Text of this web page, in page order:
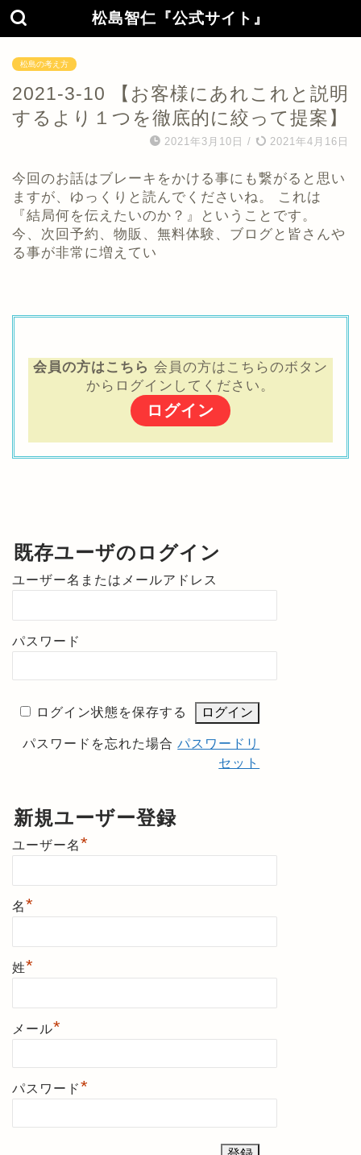
松島智仁『公式サイト』
松島の考え方
2021-3-10 【お客様にあれこれと説明
するより１つを徹底的に絞って提案】
2021年3月10日 / 2021年4月16日
今回のお話はブレーキをかける事にも繋がると思い
ますが、ゆっくりと読んでくださいね。 これは
『結局何を伝えたいのか？』ということです。
今、次回予約、物販、無料体験、ブログと皆さんや
る事が非常に増えてい
会員の方はこちら 会員の方はこちらのボタン
からログインしてください。
ログイン
既存ユーザのログイン
ユーザー名またはメールアドレス
パスワード
ログイン状態を保存する
パスワードを忘れた場合パスワードリ
セット
新規ユーザー登録
ユーザー名*
名*
姓*
メール*
パスワード*